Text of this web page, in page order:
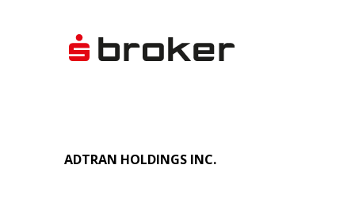
ADTRAN HOLDINGS INC.